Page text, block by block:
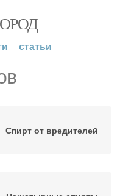
статьи
Спирт от вредителей